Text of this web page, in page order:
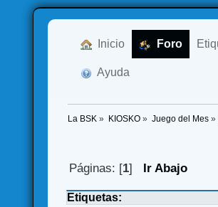
Inicio Foro
Ayuda
La BSK » KIOSKO» Juego del Mes»
Páginas: [1] Ir Abajo
Etiquetas: